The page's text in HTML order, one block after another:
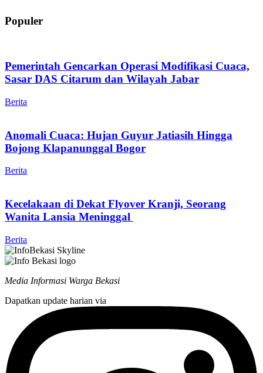
Populer
Pemerintah Gencarkan Operasi Modifikasi Cuaca,
Sasar DAS Citarum dan Wilayah Jabar
Berita
Anomali Cuaca: Hujan Guyur Jatiasih Hingga
Bojong Klapanunggal Bogor
Berita
Kecelakaan di Dekat Flyover Kranji, Seorang
Wanita Lansia Meninggal
Berita
Media Informasi Warga Bekasi
Dapatkan update harian via